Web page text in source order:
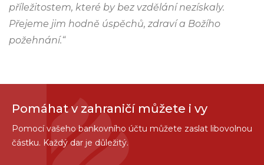
příležitostem, které by bez vzdělání nezískaly.
Přejeme jim hodně úspěchů, zdraví a Božího
požehnání.“
Pomáhat v zahraničí můžete i vy
Pomocí vašeho bankovního účtu můžete zaslat libovolnou
částku. Každý dar je důležitý.